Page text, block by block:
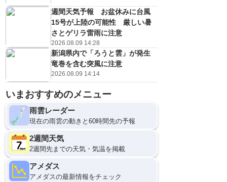
週間天気予報 お盆休みに台風
15号が上陸の可能性 厳しい暑
さとゲリラ雷雨に注意
2026.08.09 14:28
新潟県内で「ろうと雲」が発生
竜巻を含む突風に注意
2026.08.09 14:14
いまおすすめのメニュー
雨雲レーダー
現在の雨雲の動きと60時間先の予報
2週間天気
2週間先までの天気・気温を掲載
アメダス
アメダスの最新情報をチェック